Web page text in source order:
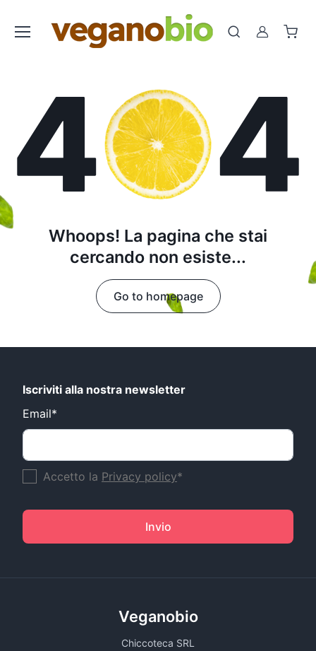
CercaAccount
Whoops! La pagina che stai
cercando non esiste...
Go to homepage
Iscriviti alla nostra newsletter
Email*
Accetto la Privacy policy*
Invio
Veganobio
Chiccoteca SRL